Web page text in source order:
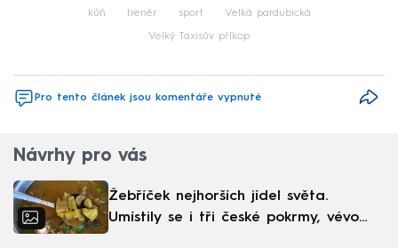
kůň trenér sport Velká pardubická
Velký Taxisův příkop
Pro tento článek jsou komentáře vypnuté
Návrhy pro vás
Žebříček nejhorších jídel světa.
Umístily se i tři české pokrmy, vévodí